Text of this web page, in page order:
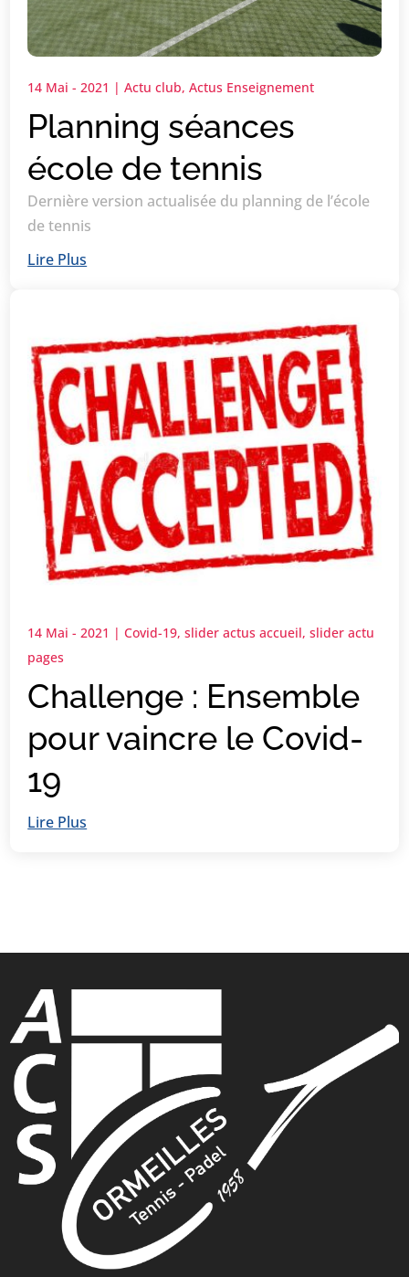
Planning séances
école de tennis
14 Mai - 2021 |Actu club,Actus Enseignement
Dernière version actualisée du planning de l’école
de tennis
Lire Plus
Challenge : Ensemble
pour vaincre le Covid-
19
14 Mai - 2021 |Covid-19,slider actus accueil,slider actu
pages
Lire Plus